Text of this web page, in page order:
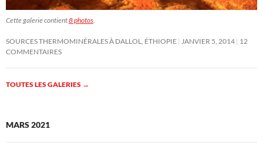
Cette galerie contient8 photos.
SOURCES THERMOMINÉRALES À DALLOL, ÉTHIOPIE JANVIER 5, 2014 12
COMMENTAIRES
TOUTES LES GALERIES →
MARS 2021